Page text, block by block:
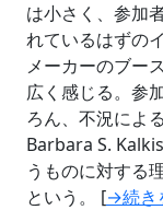
は小さく、参加
れているはずの
メーカーのブー
広く感じる。参
ろん、不況によ
Barbara S.
うものに対する
という。 [→続き